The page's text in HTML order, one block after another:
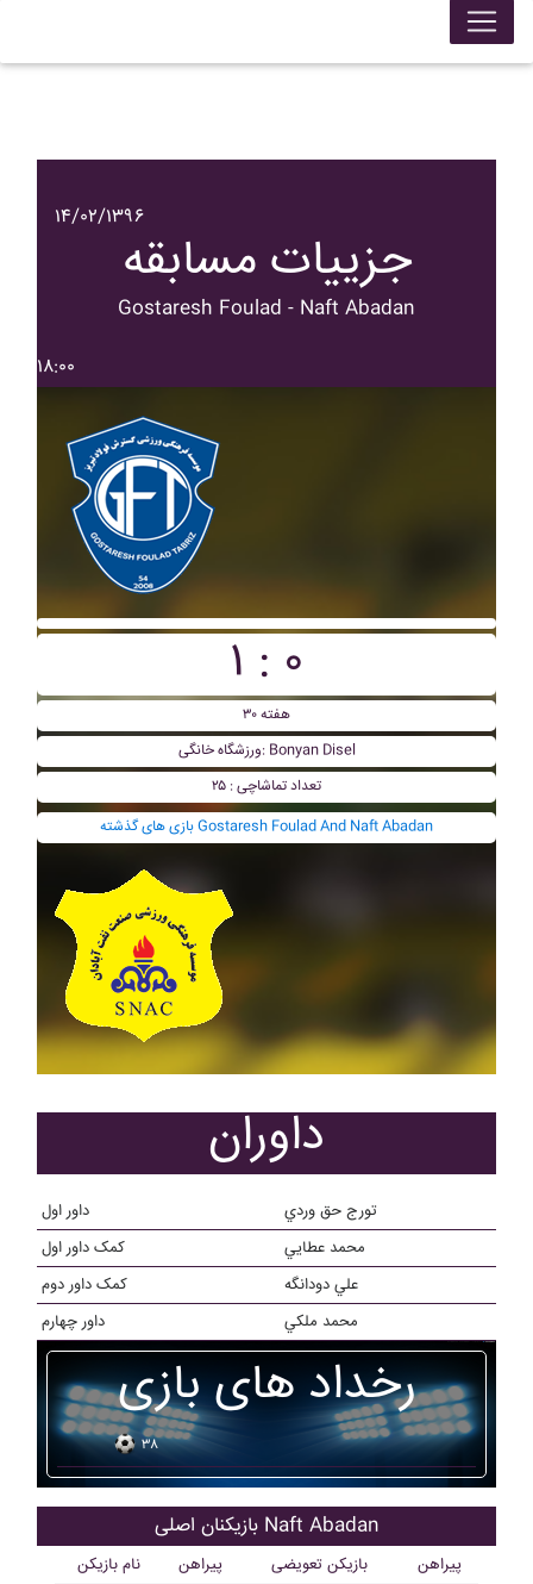
۱۴/۰۲/۱۳۹۶
جزییات مسابقه
Gostaresh Foulad - Naft Abadan
۱۸:۰۰
۱ : ۰
هفته ۳۰
ورزشگاه خانگی: Bonyan Disel
تعداد تماشاچی : ۲۵
بازی های گذشته Gostaresh Foulad And Naft Abadan
داوران
داور اول
تورج حق وردي
کمک داور اول
محمد عطايي
کمک داور دوم
علي دودانگه
داور چهارم
محمد ملکي
رخداد های بازی
۳۸
بازیکنان اصلی Naft Abadan
نام بازیکن پیراهن بازیکن تعویضی پیراهن